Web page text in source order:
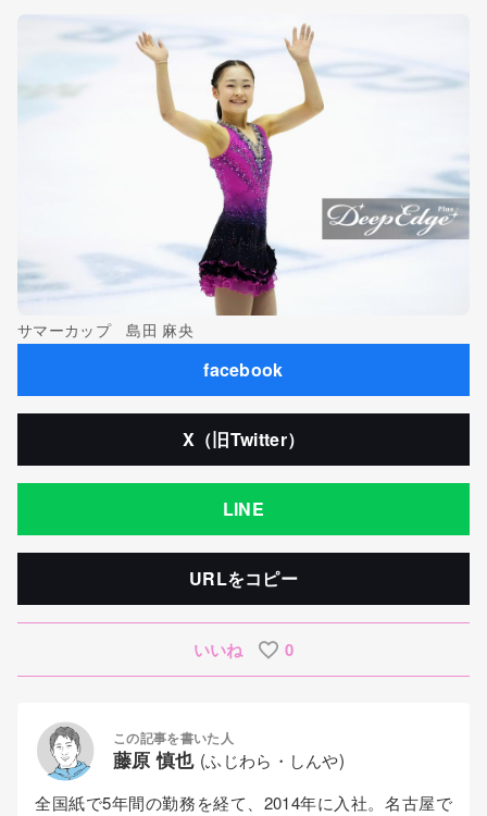
サマーカップ 島田 麻央
facebook
X（旧Twitter）
LINE
URLをコピー
いいね 0
この記事を書いた人
藤原 慎也 (ふじわら・しんや)
全国紙で5年間の勤務を経て、2014年に入社。名古屋で